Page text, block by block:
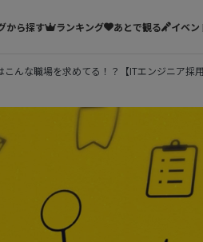
から探す ランキング あとで観る イベン
こんな職場を求めてる！？【ITエンジニア採